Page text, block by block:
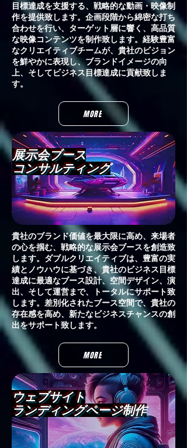
目標達成を支援する、戦略的な動画・映像制
作を提供致します。企画段階から綿密な打ち
合わせを行い、ターゲット層に響く、高品質
な映像コンテンツを制作致します。経験豊富
なクリエイティブチームが、貴社のビジョン
を鮮やかに表現し、ブランドイメージの向
上、そしてビジネス目標達成に貢献致しま
す。
MORE
展示会ブース
​コンサルティング
貴社のブランド価値を最大限に高め、来場者
の心を掴む、戦略的な展示会ブースを創造致
します。ダブルクリエイティブは、豊富の実
績とノウハウに基づき、貴社のビジネス目標
達成に最適なブース設計、空間デザイン、演
出、そして運営まで、トータルにサポート致
します。差別化されたブース空間で、貴社の
存在感を高め、新たなビジネスチャンスの創
出をサポート致します。
MORE
ウェブサイト
​ランディングページ制作